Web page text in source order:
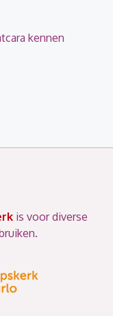
kennen
is voor diverse